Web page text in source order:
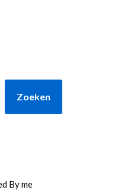
Zoeken
By me